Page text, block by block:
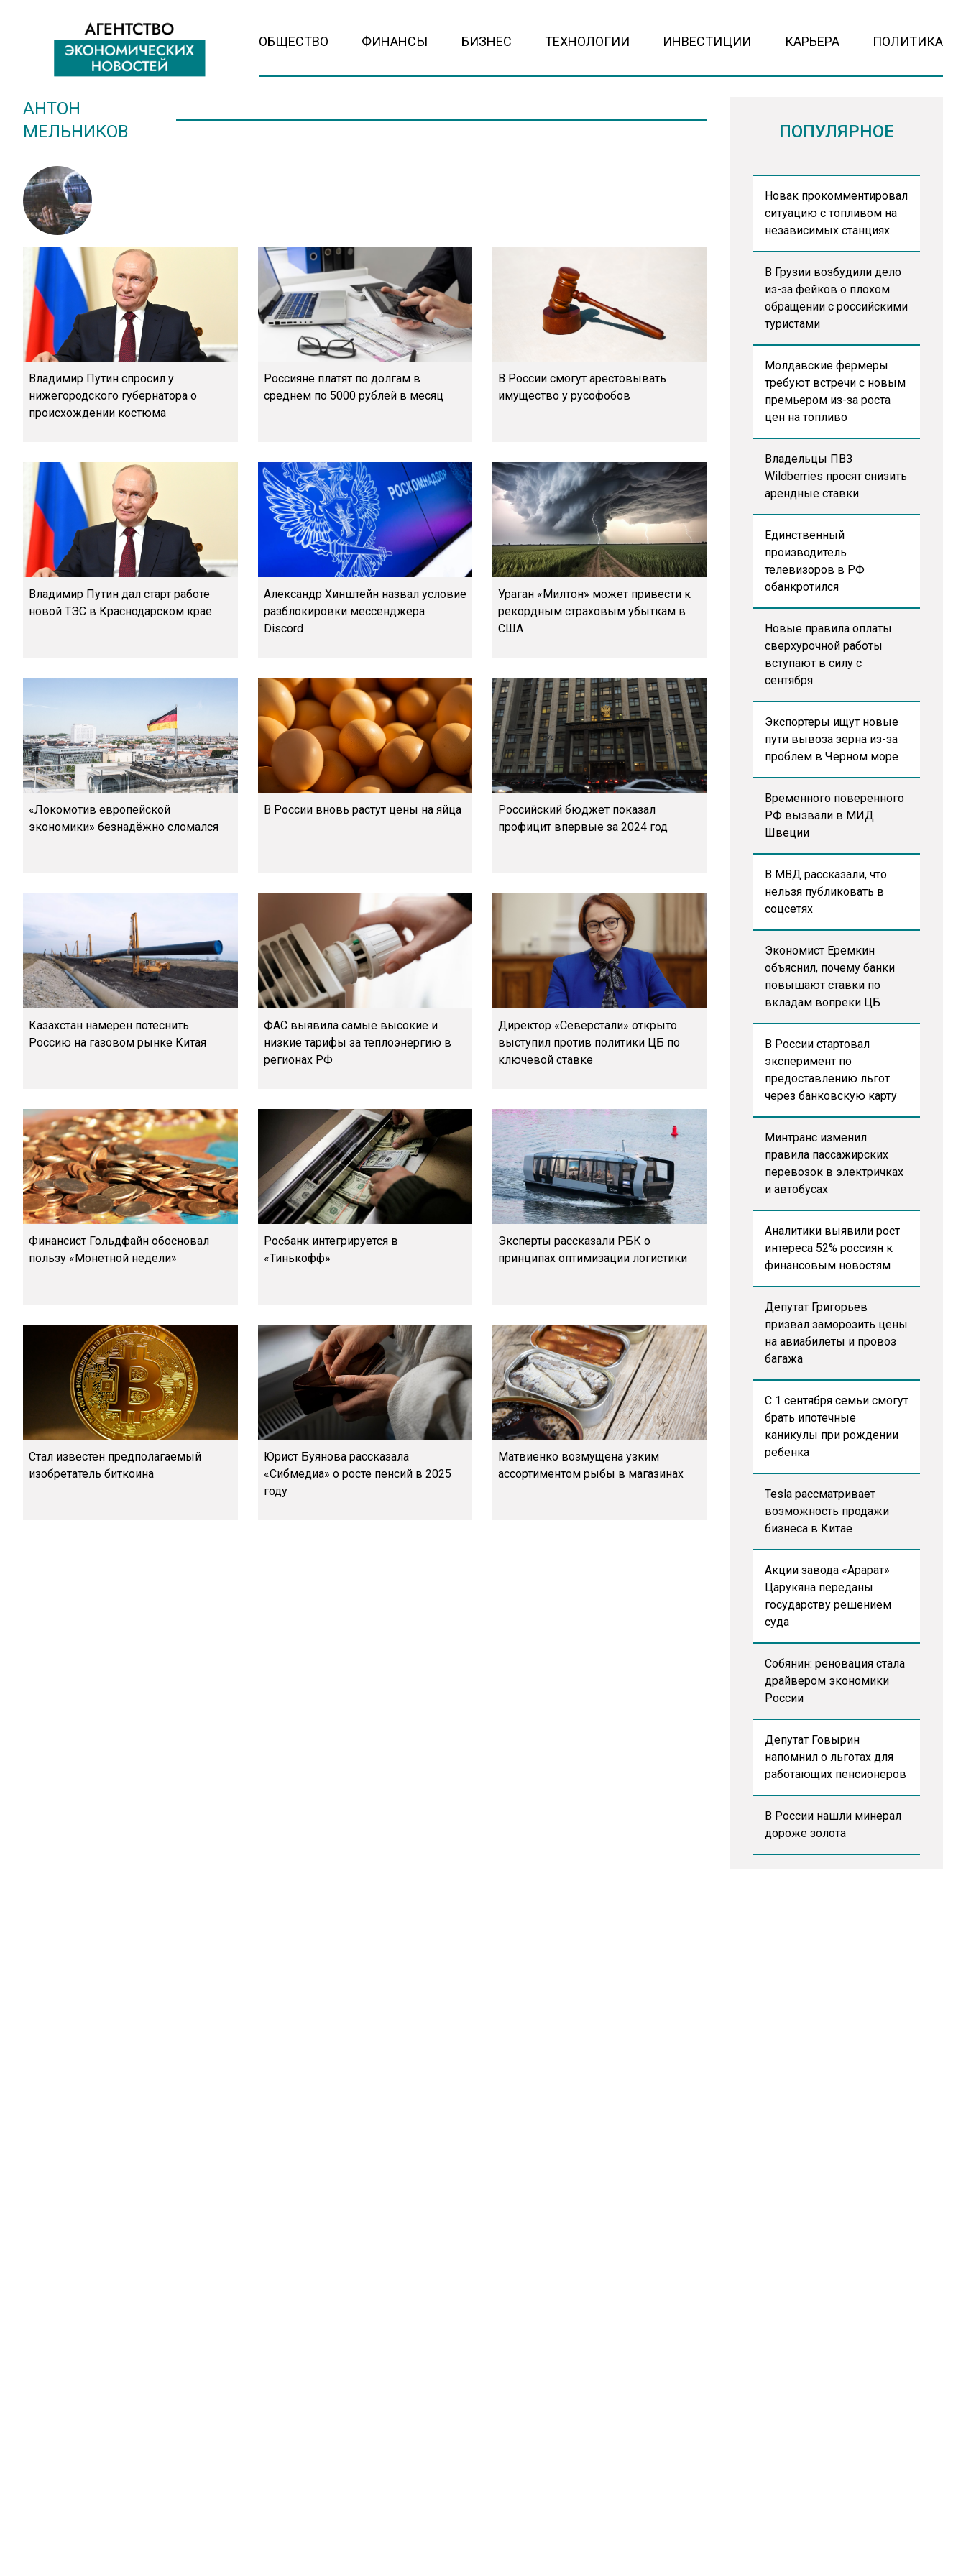
ОБЩЕСТВО ФИНАНСЫ БИЗНЕС ТЕХНОЛОГИИ ИНВЕСТИЦИИ КАРЬЕРА ПОЛИТИКА
АНТОН
МЕЛЬНИКОВ
Владимир Путин спросил у
нижегородского губернатора о
происхождении костюма
Россияне платят по долгам в
среднем по 5000 рублей в месяц
В России смогут арестовывать
имущество у русофобов
Владимир Путин дал старт работе
новой ТЭС в Краснодарском крае
Александр Хинштейн назвал условие
разблокировки мессенджера
Discord
Ураган «Милтон» может привести к
рекордным страховым убыткам в
США
«Локомотив европейской
экономики» безнадёжно сломался
В России вновь растут цены на яйца
Российский бюджет показал
профицит впервые за 2024 год
Казахстан намерен потеснить
Россию на газовом рынке Китая
ФАС выявила самые высокие и
низкие тарифы за теплоэнергию в
регионах РФ
Директор «Северстали» открыто
выступил против политики ЦБ по
ключевой ставке
Финансист Гольдфайн обосновал
пользу «Монетной недели»
Росбанк интегрируется в
«Тинькофф»
Эксперты рассказали РБК о
принципах оптимизации логистики
Стал известен предполагаемый
изобретатель биткоина
Юрист Буянова рассказала
«Сибмедиа» о росте пенсий в 2025
году
Матвиенко возмущена узким
ассортиментом рыбы в магазинах
ПОПУЛЯРНОЕ
Новак прокомментировал
ситуацию с топливом на
независимых станциях
В Грузии возбудили дело
из-за фейков о плохом
обращении с российскими
туристами
Молдавские фермеры
требуют встречи с новым
премьером из-за роста
цен на топливо
Владельцы ПВЗ
Wildberries просят снизить
арендные ставки
Единственный
производитель
телевизоров в РФ
обанкротился
Новые правила оплаты
сверхурочной работы
вступают в силу с
сентября
Экспортеры ищут новые
пути вывоза зерна из-за
проблем в Черном море
Временного поверенного
РФ вызвали в МИД
Швеции
В МВД рассказали, что
нельзя публиковать в
соцсетях
Экономист Еремкин
объяснил, почему банки
повышают ставки по
вкладам вопреки ЦБ
В России стартовал
эксперимент по
предоставлению льгот
через банковскую карту
Минтранс изменил
правила пассажирских
перевозок в электричках
и автобусах
Аналитики выявили рост
интереса 52% россиян к
финансовым новостям
Депутат Григорьев
призвал заморозить цены
на авиабилеты и провоз
багажа
С 1 сентября семьи смогут
брать ипотечные
каникулы при рождении
ребенка
Tesla рассматривает
возможность продажи
бизнеса в Китае
Акции завода «Арарат»
Царукяна переданы
государству решением
суда
Собянин: реновация стала
драйвером экономики
России
Депутат Говырин
напомнил о льготах для
работающих пенсионеров
В России нашли минерал
дороже золота